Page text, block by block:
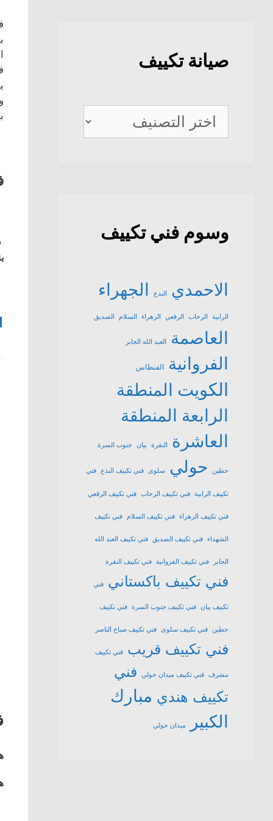
صيانة تكييف
صيانة
تكييف
وسوم فني تكييف
الاحمدي البدع الجهراء
الرابية الرحاب الرقعي الزهراء السلام الصديق
العاصمة العبد الله الجابر
الفروانية الفنطاس
الكويت المنطقة
الرابعة المنطقة
العاشرة
النقرة بيان جنوب السرة
حطين حولي سلوى فني تكييف البدع فني
تكييف الرابية فني تكييف الرحاب فني تكييف الرقعي
فني تكييف الزهراء فني تكييف السلام فني تكييف
الشهداء فني تكييف الصديق فني تكييف العبد الله
الجابر فني تكييف الفروانية فني تكييف النقرة
فني تكييف باكستاني فني
تكييف بيان فني تكييف جنوب السرة فني تكييف
حطين فني تكييف سلوى فني تكييف صباح الناصر
فني تكييف قريب فني تكييف
مشرف فني تكييف ميدان حولي
فني
تكييف هندي مبارك
الكبير
ميدان حولي